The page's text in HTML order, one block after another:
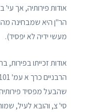
אודות פירותיה, אך
הר"ן היא שמבחינה
מעשי ידיה לא יפסיד).
אודות זכייתו בפירות,
שהבעל מפסיד
סי' צ, והובא לעיל,